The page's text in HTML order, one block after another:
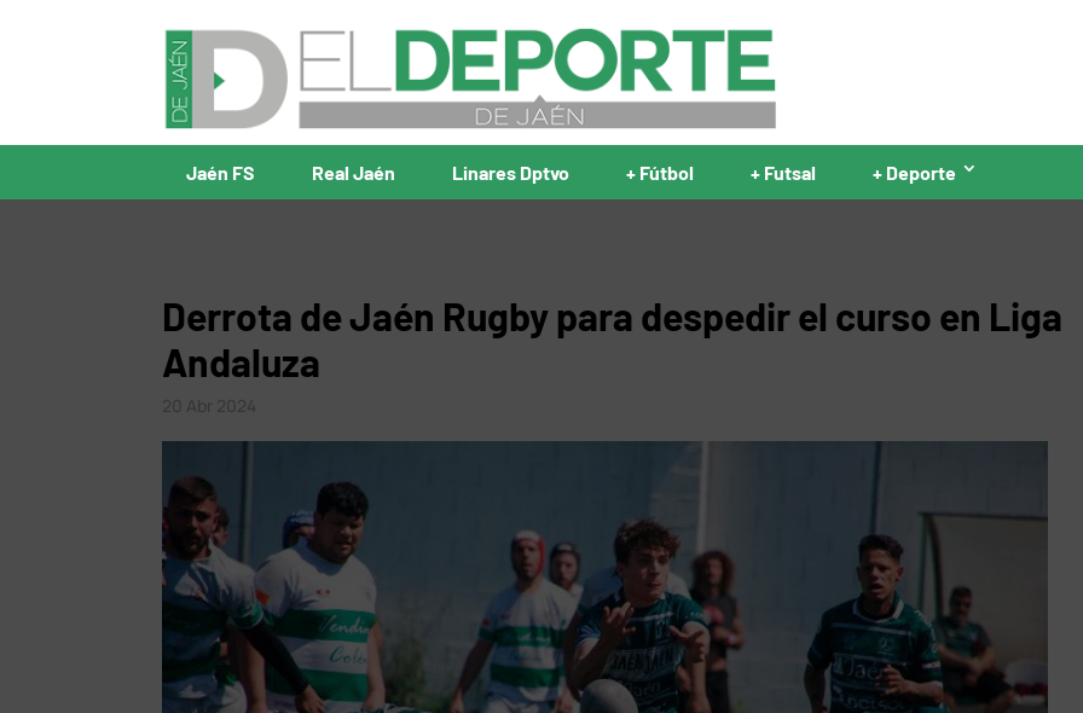
Jaén FS Real Jaén Linares Dptvo + Fútbol + Futsal + Deporte
Derrota de Jaén Rugby para despedir el curso en Liga
Andaluza